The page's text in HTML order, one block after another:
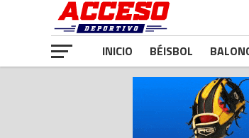
INICIO BÉISBOL